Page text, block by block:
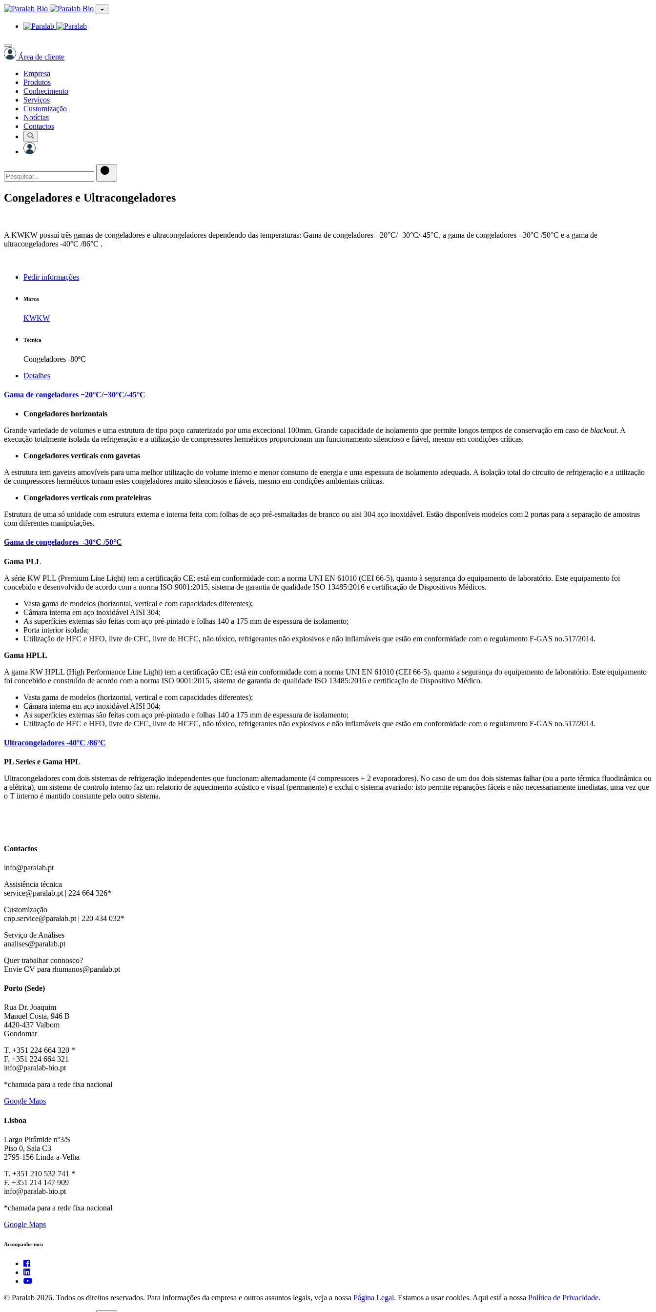
Área de cliente
Empresa
Produtos
Conhecimento
Serviços
Customização
Notícias
Contactos
Congeladores e Ultracongeladores
A KWKW possuí três gamas de congeladores e ultracongeladores dependendo das temperaturas: Gama de congeladores −20°C/−30°C/-45°C, a gama de congeladores -30°C /50°C e a gama de
ultracongeladores -40°C /86°C .
Pedir informações
Marca
KWKW
Técnica
Congeladores -80ºC
Detalhes
Gama de congeladores −20°C/−30°C/-45°C
Congeladores horizontais
Grande variedade de volumes e uma estrutura de tipo poço caraterizado por uma excecional 100mm. Grande capacidade de isolamento que permite longos tempos de conservação em caso de blackout. A
execução totalmente isolada da refrigeração e a utilização de compressores herméticos proporcionam um funcionamento silencioso e fiável, mesmo em condições críticas.
Congeladores verticais com gavetas
A estrutura tem gavetas amovíveis para uma melhor utilização do volume interno e menor consumo de energia e uma espessura de isolamento adequada. A isolação total do circuito de refrigeração e a utilização
de compressores herméticos tornam estes congeladores muito silenciosos e fiáveis, mesmo em condições ambientais críticas.
Congeladores verticais com prateleiras
Estrutura de uma só unidade com estrutura externa e interna feita com folhas de aço pré-esmaltadas de branco ou aisi 304 aço inoxidável. Estão disponíveis modelos com 2 portas para a separação de amostras
com diferentes manipulações.
Gama de congeladores -30°C /50°C
Gama PLL
A série KW PLL (Premium Line Light) tem a certificação CE; está em conformidade com a norma UNI EN 61010 (CEI 66-5), quanto à segurança do equipamento de laboratório. Este equipamento foi
concebido e desenvolvido de acordo com a norma ISO 9001:2015, sistema de garantia de qualidade ISO 13485:2016 e certificação de Dispositivos Médicos.
Vasta gama de modelos (horizontal, vertical e com capacidades diferentes);
Câmara interna em aço inoxidável AISI 304;
As superfícies externas são feitas com aço pré-pintado e folhas 140 a 175 mm de espessura de isolamento;
Porta interior isolada;
Utilização de HFC e HFO, livre de CFC, livre de HCFC, não tóxico, refrigerantes não explosivos e não inflamáveis que estão em conformidade com o regulamento F-GAS no.517/2014.
Gama HPLL
A gama KW HPLL (High Performance Line Light) tem a certificação CE; está em conformidade com a norma UNI EN 61010 (CEI 66-5), quanto à segurança do equipamento de laboratório. Este equipamento
foi concebido e construído de acordo com a norma ISO 9001:2015, sistema de garantia de qualidade ISO 13485:2016 e certificação de Dispositivo Médico.
Vasta gama de modelos (horizontal, vertical e com capacidades diferentes);
Câmara interna em aço inoxidável AISI 304;
As superfícies externas são feitas com aço pré-pintado e folhas 140 a 175 mm de espessura de isolamento;
Utilização de HFC e HFO, livre de CFC, livre de HCFC, não tóxico, refrigerantes não explosivos e não inflamáveis que estão em conformidade com o regulamento F-GAS no.517/2014.
Ultracongeladores -40°C /86°C
PL Series e Gama HPL
Ultracongeladores com dois sistemas de refrigeração independentes que funcionam alternadamente (4 compressores + 2 evaporadores). No caso de um dos dois sistemas falhar (ou a parte térmica fluodinâmica ou
a elétrica), um sistema de controlo interno faz um relatorio de aquecimento acústico e visual (permanente) e exclui o sistema avariado: isto permite reparações fáceis e não necessariamente imediatas, uma vez que
o T interno é mantido constante pelo outro sistema.
Contactos
info@paralab.pt
Assistência técnica
service@paralab.pt | 224 664 326*
Customização
cnp.service@paralab.pt | 220 434 032*
Serviço de Análises
analises@paralab.pt
Quer trabalhar connosco?
Envie CV para rhumanos@paralab.pt
Porto (Sede)
Rua Dr. Joaquim
Manuel Costa, 946 B
4420-437 Valbom
Gondomar
T. +351 224 664 320 *
F. +351 224 664 321
info@paralab-bio.pt
*chamada para a rede fixa nacional
Google Maps
Lisboa
Largo Pirâmide nº3/S
Piso 0, Sala C3
2795-156 Linda-a-Velha
T. +351 210 532 741 *
F. +351 214 147 909
info@paralab-bio.pt
*chamada para a rede fixa nacional
Google Maps
Acompanhe-nos:
© Paralab 2026. Todos os direitos reservados. Para informações da empresa e outros assuntos legais, veja a nossa Página Legal. Estamos a usar cookies. Aqui está a nossa Política de Privacidade.